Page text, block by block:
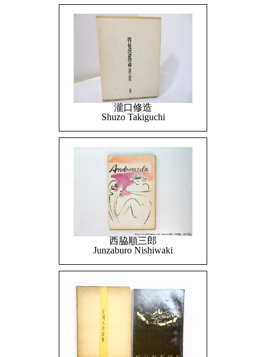
瀧口修造
Shuzo Takiguchi
西脇順三郎
Junzaburo Nishiwaki